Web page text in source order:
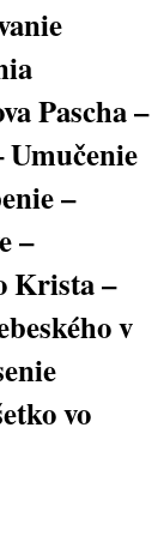
Pascha –
Umučenie
–
–
Krista –
v
vo